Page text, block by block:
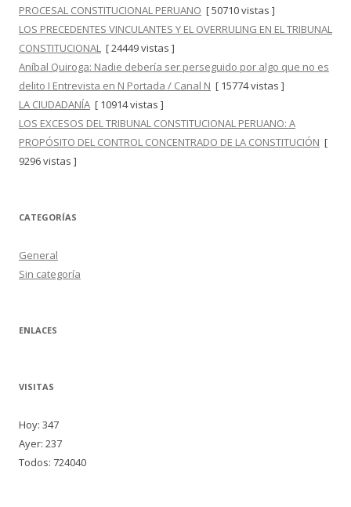
PROCESAL CONSTITUCIONAL PERUANO [ 50710 vistas ]
LOS PRECEDENTES VINCULANTES Y EL OVERRULING EN EL TRIBUNAL
CONSTITUCIONAL [ 24449 vistas ]
Aníbal Quiroga: Nadie debería ser perseguido por algo que no es
delito I Entrevista en N Portada / Canal N [ 15774 vistas ]
LA CIUDADANÍA [ 10914 vistas ]
LOS EXCESOS DEL TRIBUNAL CONSTITUCIONAL PERUANO: A
PROPÓSITO DEL CONTROL CONCENTRADO DE LA CONSTITUCIÓN [
9296 vistas ]
CATEGORÍAS
General
Sin categoría
ENLACES
VISITAS
Hoy: 347
Ayer: 237
Todos: 724040